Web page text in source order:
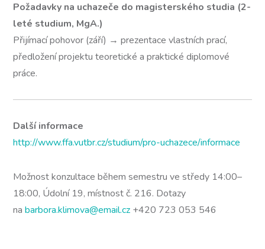
Požadavky na uchazeče do magisterského studia (2-
leté studium, MgA.)
Přijímací pohovor (září) → prezentace vlastních prací,
předložení projektu teoretické a praktické diplomové
práce.
Další informace
http://www.ffa.vutbr.cz/studium/pro-uchazece/informace
Možnost konzultace během semestru ve středy 14:00–
18:00, Údolní 19, místnost č. 216. Dotazy
nabarbora.klimova@email.cz +420 723 053 546